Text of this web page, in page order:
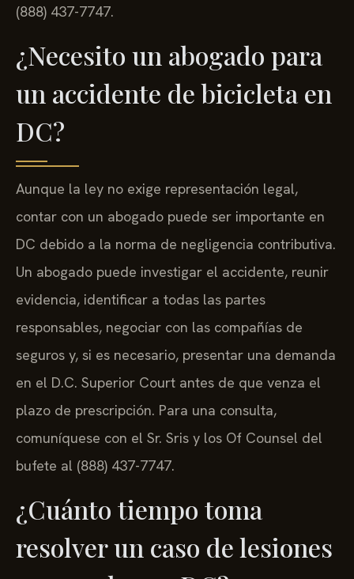
(888) 437-7747.
¿Necesito un abogado para
un accidente de bicicleta en
DC?
Aunque la ley no exige representación legal,
contar con un abogado puede ser importante en
DC debido a la norma de negligencia contributiva.
Un abogado puede investigar el accidente, reunir
evidencia, identificar a todas las partes
responsables, negociar con las compañías de
seguros y, si es necesario, presentar una demanda
en el D.C. Superior Court antes de que venza el
plazo de prescripción. Para una consulta,
comuníquese con el Sr. Sris y los Of Counsel del
bufete al (888) 437-7747.
¿Cuánto tiempo toma
resolver un caso de lesiones